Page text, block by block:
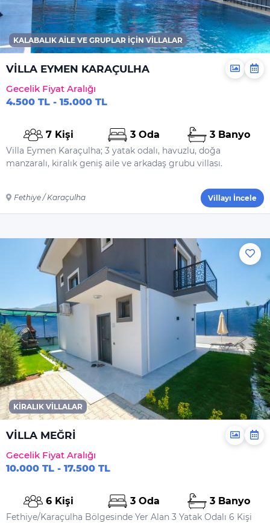
Yiyecek Ve Içecek
KALABALIK AILE VE GRUPLAR İÇIN VILLALAR
VİLLA EYMEN KARAÇULHA
Gecelik Fiyat Aralığı
4.500 TL - 15.000 TL
7 Kişi 3 Oda 3 Banyo
Villa Eymen Karaçulha; 3 yatak odalı, havuzlu, doğa
manzaralı, kiralık geniş aile ve arkadaş grubu villası.
Fethiye / Karaçulha Villayı İncele
KIRALIK VILLALAR
VİLLA MEĞRİ
Gecelik Fiyat Aralığı
10.000 TL - 17.500 TL
6 Kişi 3 Oda 3 Banyo
Fethiye/Karaçulha Bölgesinde Yer Alan 3 Yatak Odalı 6 Kişi